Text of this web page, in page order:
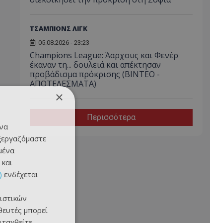
ΤΣΑΜΠΙΟΝΣ ΛΙΓΚ
05.08.2026 - 23:23
Champions League: Άαρχους και Φενέρ
έκαναν τη... δουλειά και απέκτησαν
προβάδισμα πρόκρισης (ΒΙΝΤΕΟ -
ΑΠΟΤΕΛΕΣΜΑΤΑ)
Περισσότερα
×
ενδέχεται
μπορεί